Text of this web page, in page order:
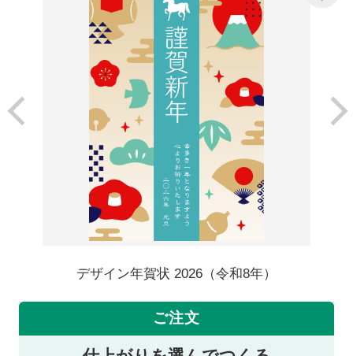
デザイン年賀状 2026（令和8年）
ご注文